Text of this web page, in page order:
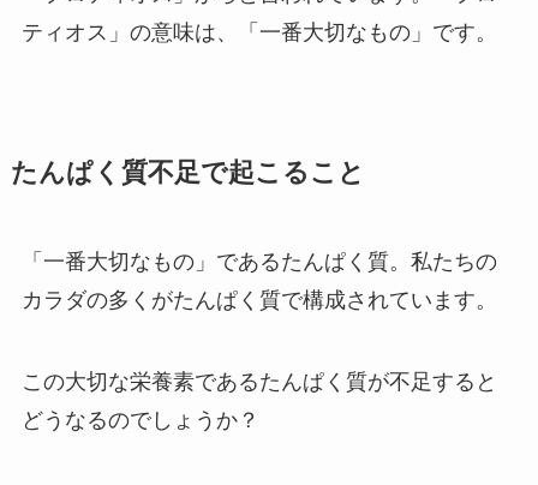
ティオス」の意味は、「一番大切なもの」です。
たんぱく質不足で起こること
「一番大切なもの」であるたんぱく質。私たちの
カラダの多くがたんぱく質で構成されています。
この大切な栄養素であるたんぱく質が不足すると
どうなるのでしょうか？